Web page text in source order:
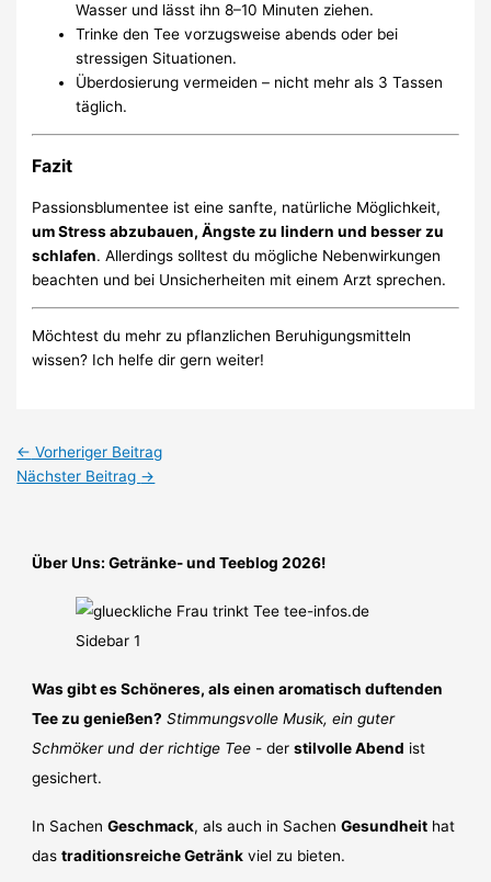
Wasser und lässt ihn 8–10 Minuten ziehen.
Trinke den Tee vorzugsweise abends oder bei
stressigen Situationen.
Überdosierung vermeiden – nicht mehr als 3 Tassen
täglich.
Fazit
Passionsblumentee ist eine sanfte, natürliche Möglichkeit,
um Stress abzubauen, Ängste zu lindern und besser zu
schlafen. Allerdings solltest du mögliche Nebenwirkungen
beachten und bei Unsicherheiten mit einem Arzt sprechen.
Möchtest du mehr zu pflanzlichen Beruhigungsmitteln
wissen? Ich helfe dir gern weiter!
← Vorheriger Beitrag
Nächster Beitrag →
Über Uns: Getränke- und Teeblog 2026!
Was gibt es Schöneres, als einen aromatisch duftenden
Tee zu genießen? Stimmungsvolle Musik, ein guter
Schmöker und der richtige Tee - derstilvolle Abend ist
gesichert.
In SachenGeschmack, als auch in SachenGesundheit hat
dastraditionsreiche Getränk viel zu bieten.